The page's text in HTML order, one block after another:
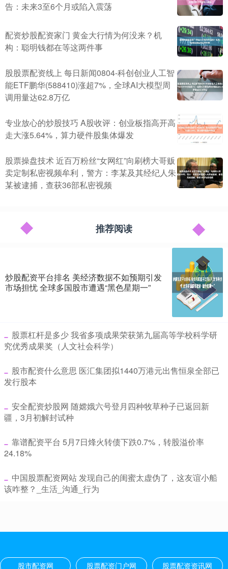
告：未来3至6个月或陷入震荡
配资炒股配资家门 黄金大行情为何没来？机
构：聪明钱都在等这两件事
股股票配资线上 每日新闻0804-科创创业人工智
能ETF鹏华(588410)涨超7%，全球AI大模型周
调用量达62.8万亿
专业放心的炒股技巧 A股收评：创业板指高开高
走大涨5.64%，算力硬件股集体爆发
股票操盘技术 近百万粉丝“女网红”向刷榜大哥贩
卖定制私密视频牟利，警方：李某及其经纪人朱
某被逮捕，查获36部私密视频
推荐阅读
炒股配资平台排名 美经济数据不如预期引发
市场担忧 全球多国股市遭遇“黑色星期一”
​股票杠杆是多少 我省多项成果荣获第九届高等学校科学研
究优秀成果奖（人文社会科学）
​股市配资什么意思 医汇集团拟1440万港元出售恒泉全部已
发行股本
​安全配资炒股网 随嫦娥六号登月四种牧草种子已返回新
疆，3月初解封试种
​靠谱配资平台 5月7日烽火转债下跌0.7%，转股溢价率
24.18%
​中国股票配资网站 发现自己的闺蜜太虚伪了，这友谊小船
该咋整？_生活_沟通_行为
股市配资网 股票配资门户网 股票配资资讯网